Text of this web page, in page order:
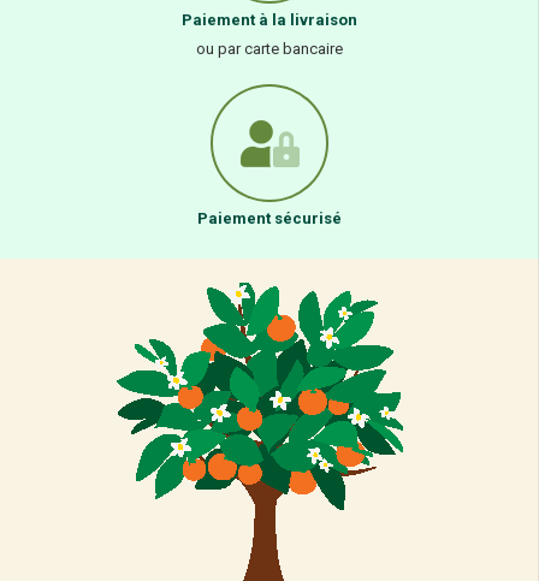
Paiement à la livraison
ou par carte bancaire
Paiement sécurisé